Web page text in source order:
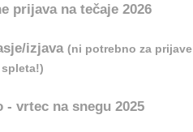
prijava na tečaje 2026
izjava(ni potrebno za prijave
- vrtec na snegu 2025